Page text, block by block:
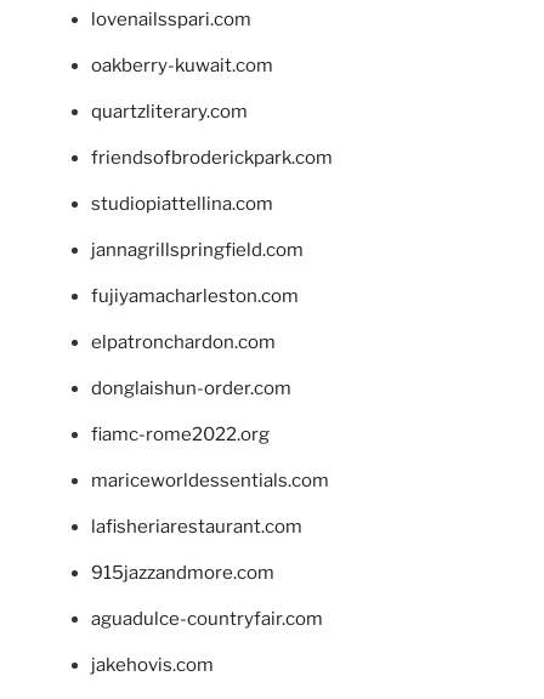
lovenailsspari.com
oakberry-kuwait.com
quartzliterary.com
friendsofbroderickpark.com
studiopiattellina.com
jannagrillspringfield.com
fujiyamacharleston.com
elpatronchardon.com
donglaishun-order.com
fiamc-rome2022.org
mariceworldessentials.com
lafisheriarestaurant.com
915jazzandmore.com
aguadulce-countryfair.com
jakehovis.com